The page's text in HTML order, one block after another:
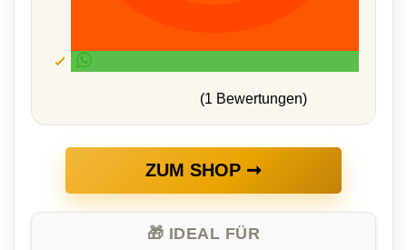
(1 Bewertungen)
ZUM SHOP ➞
🎁 IDEAL FÜR